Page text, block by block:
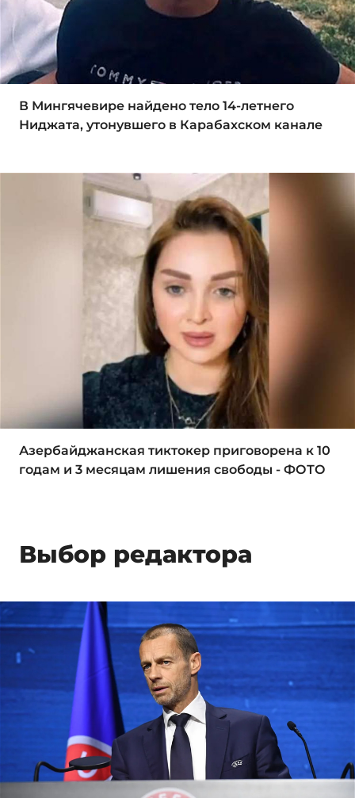
В Мингячевире найдено тело 14-летнего
Ниджата, утонувшего в Карабахском канале
Азербайджанская тиктокер приговорена к 10
годам и 3 месяцам лишения свободы - ФОТО
Выбор редактора